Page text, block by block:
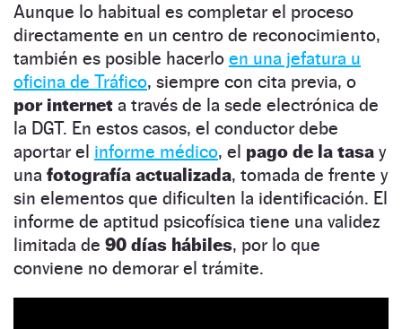
Aunque lo habitual es completar el proceso
directamente en un centro de reconocimiento,
también es posible hacerlo en una jefatura u
oficina de Tráfico, siempre con cita previa, o
por internet a través de la sede electrónica de
la DGT. En estos casos, el conductor debe
aportar el informe médico, el pago de la tasa y
una fotografía actualizada, tomada de frente y
sin elementos que dificulten la identificación. El
informe de aptitud psicofísica tiene una validez
limitada de 90 días hábiles, por lo que
conviene no demorar el trámite.